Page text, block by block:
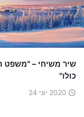
שיר משיחי – "משפט
כולו"
2020 יוני 24